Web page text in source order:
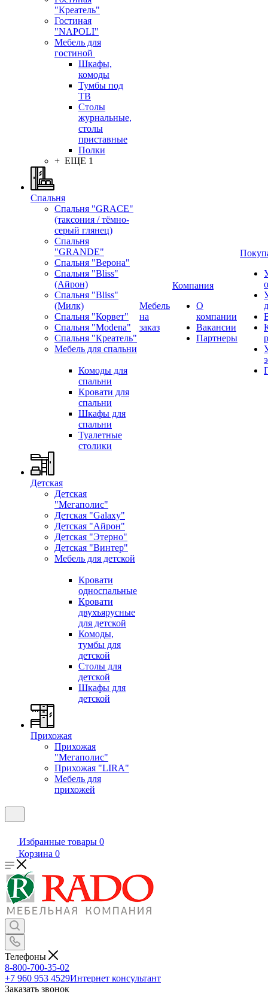
"Креатель"
Гостиная
"NAPOLI"
Мебель для
гостиной
Шкафы,
комоды
Тумбы под
ТВ
Столы
журнальные,
столы
приставные
Полки
+ ЕЩЕ 1
Спальня
Спальня "GRACE"
(таксония / тёмно-
серый глянец)
Спальня
"GRANDE"
Спальня "Верона"
Спальня "Bliss"
(Айрон)
Спальня "Bliss"
(Милк)
Спальня "Корвет"
Спальня "Modena"
Спальня "Креатель"
Мебель для спальни
Комоды для
спальни
Кровати для
спальни
Шкафы для
спальни
Туалетные
столики
Детская
Детская
"Мегаполис"
Детская "Galaxy"
Детская "Айрон"
Детская "Этерно"
Детская "Винтер"
Мебель для детской
Кровати
односпальные
Кровати
двухъярусные
для детской
Комоды,
тумбы для
детской
Столы для
детской
Шкафы для
детской
Прихожая
Прихожая
"Мегаполис"
Прихожая "LIRA"
Мебель для
прихожей
Мебель
на
заказ
Компания
О
компании
Вакансии
Партнеры
Избранные товары 0
Корзина 0
Телефоны
8-800-700-35-02
+7 960 953 4529Интернет консультант
Заказать звонок